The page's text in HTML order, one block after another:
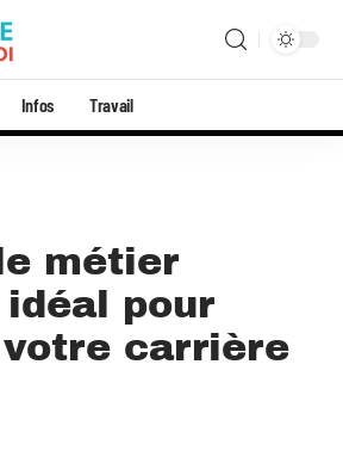
Infos Travail
métier
idéal pour
votre carrière